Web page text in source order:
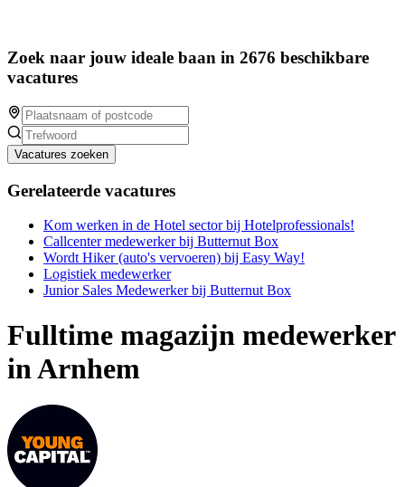
Zoek naar jouw ideale baan in 2676 beschikbare
vacatures
Vacatures zoeken
Gerelateerde vacatures
Kom werken in de Hotel sector bij Hotelprofessionals!
Callcenter medewerker bij Butternut Box
Wordt Hiker (auto's vervoeren) bij Easy Way!
Logistiek medewerker
Junior Sales Medewerker bij Butternut Box
Fulltime magazijn medewerker
in Arnhem